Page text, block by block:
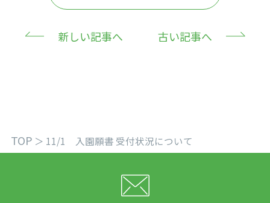
お問い合わせ
新しい記事へ 古い記事へ
TOP ＞ 11/1 入園願書 受付状況について